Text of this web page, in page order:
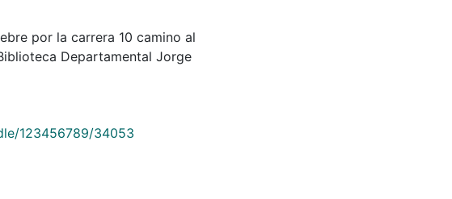
por la carrera 10 camino al
Departamental Jorge
123456789/34053